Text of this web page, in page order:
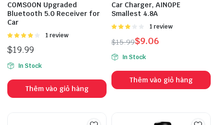
COMSOON Upgraded
Bluetooth 5.0 Receiver for
Car
Được
4.005
1 review
$19.99
In Stock
Thêm vào giỏ hàng
Car Charger, AINOPE
Smallest 4.8A
Được
hạng
sao
1 review
$15.99$9.06
In Stock
Thêm vào giỏ hàng